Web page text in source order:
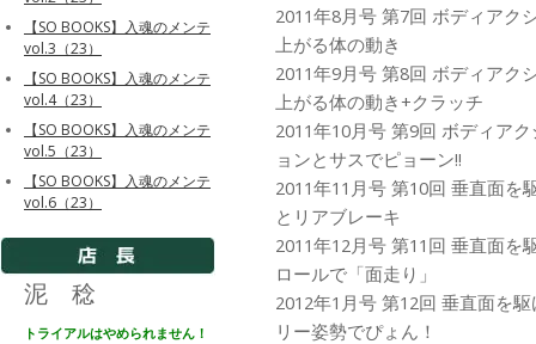
2011年8月号 第7回 ボディアク
上がる体の動き
2011年9月号 第8回 ボディアク
上がる体の動き+クラッチ
2011年10月号 第9回 ボディア
ョンとサスでピョーン!!
2011年11月号 第10回 垂直面を
とリアブレーキ
2011年12月号 第11回 垂直面を
ロールで「面走り」
2012年1月号 第12回 垂直面を
リー姿勢でぴょん！
【SO BOOKS】入魂のメンテ
vol.3（23）
【SO BOOKS】入魂のメンテ
vol.4（23）
【SO BOOKS】入魂のメンテ
vol.5（23）
【SO BOOKS】入魂のメンテ
vol.6（23）
泥 稔
トライアルはやめられません！